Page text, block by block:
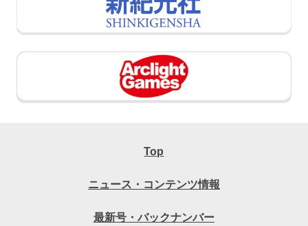
Top
ニュース・コンテンツ情報
最新号・バックナンバー